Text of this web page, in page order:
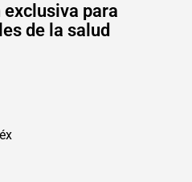
para
de la salud